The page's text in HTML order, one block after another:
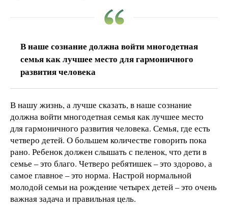
В наше сознание должна войти многодетная
семья как лучшее место для гармоничного
развития человека
В нашу жизнь, а лучше сказать, в наше сознание
должна войти многодетная семья как лучшее место
для гармоничного развития человека. Семья, где есть
четверо детей. О большем количестве говорить пока
рано. Ребенок должен слышать с пеленок, что дети в
семье – это благо. Четверо ребятишек – это здорово, а
самое главное – это норма. Настрой нормальной
молодой семьи на рождение четырех детей – это очень
важная задача и правильная цель.